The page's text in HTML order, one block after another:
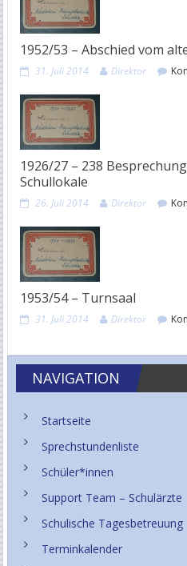
1952/53 – Abschied vom
31. Juli 2014 Direktor
1926/27 – 238
Schullokale
26. Juli 2014 Direktor
1953/54 – Turnsaal
31. Juli 2014 Direktor
NAVIGATION
Startseite
Sprechstundenliste
Schüler*innen
Support Team – Schulärzte
Schulische Tagesbetreuung
Terminkalender